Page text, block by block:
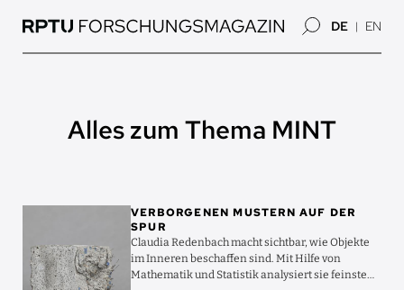
zum
DE EN
Alles zum Thema MINT
VERBORGENEN MUSTERN AUF DER
SPUR
Claudia Redenbach macht sichtbar, wie Objekte
im Inneren beschaffen sind. Mit Hilfe von
Mathematik und Statistik analysiert sie feinste